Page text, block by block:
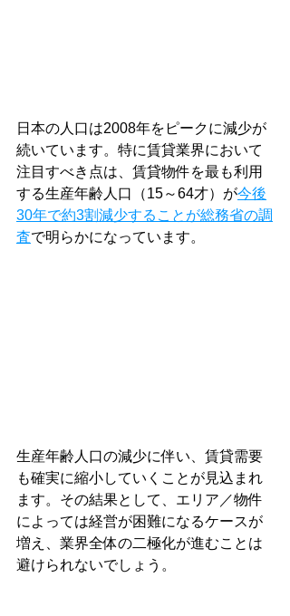
日本の人口は2008年をピークに減少が
続いています。特に賃貸業界において
注目すべき点は、賃貸物件を最も利用
する生産年齢人口（15～64才）が今後
30年で約3割減少することが総務省の調
査で明らかになっています。
生産年齢人口の減少に伴い、賃貸需要
も確実に縮小していくことが見込まれ
ます。その結果として、エリア／物件
によっては経営が困難になるケースが
増え、業界全体の二極化が進むことは
避けられないでしょう。